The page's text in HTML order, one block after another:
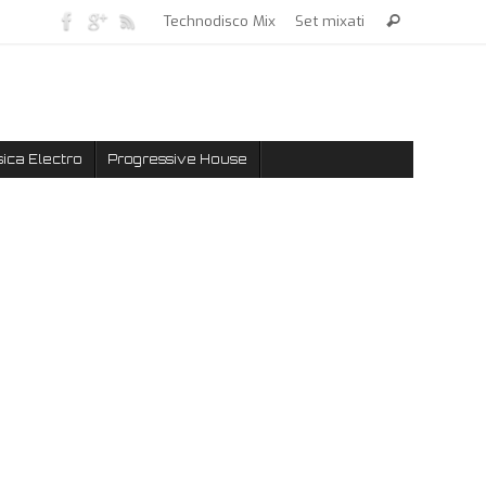
Technodisco Mix Set mixati
Electro Progressive House